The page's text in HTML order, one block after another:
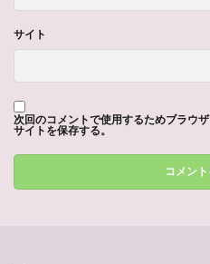
サイト
次回のコメントで使用するためブラウ
サイトを保存する。